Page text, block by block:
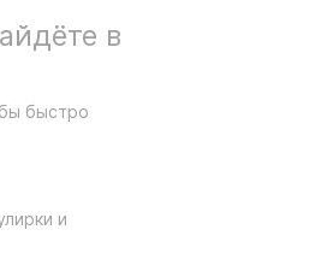
в
быстро
и